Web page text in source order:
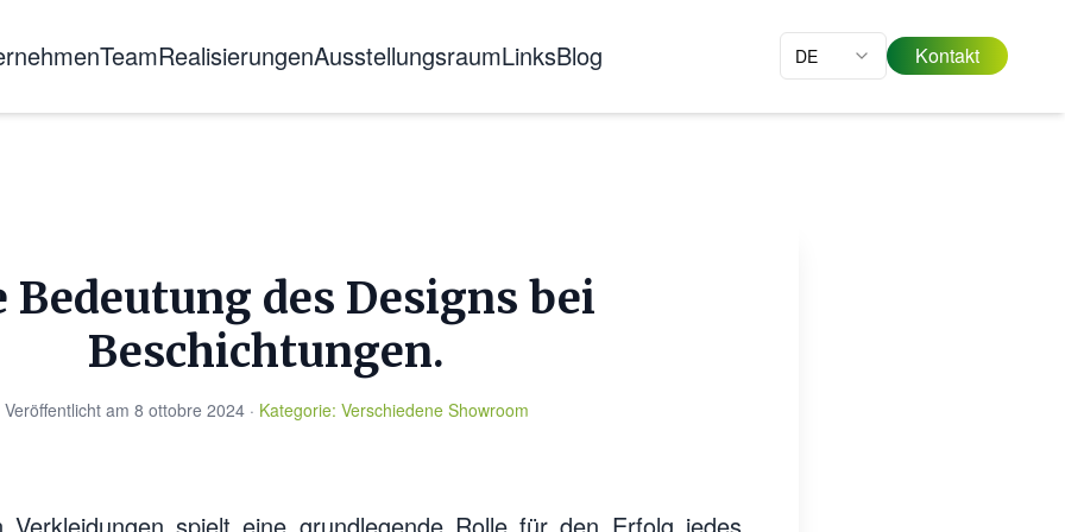
uns
TeamRealisierungenAusstellungsraumLinksBlog DE Kontakt
Bedeutung des Designs bei
Beschichtungen.
Veröffentlicht am 8 ottobre 2024· Kategorie: Verschiedene Showroom